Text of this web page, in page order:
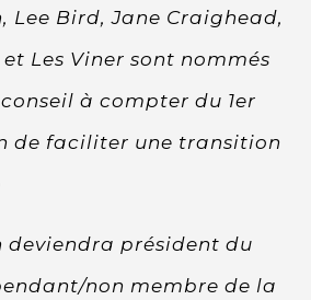
Lee Bird, Jane Craighead,
Les Viner sont nommés
à compter du 1er
de faciliter une transition
deviendra président du
non membre de la